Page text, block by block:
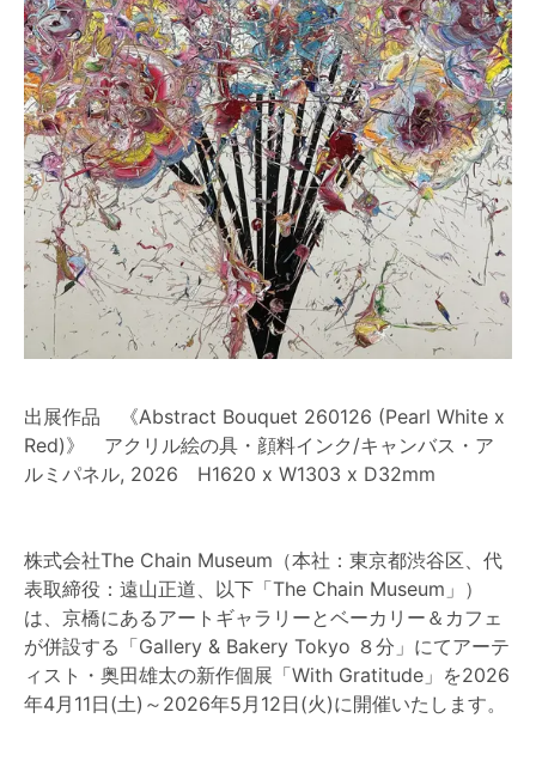
出展作品 《Abstract Bouquet 260126 (Pearl White x
Red)》 アクリル絵の具・顔料インク/キャンバス・ア
ルミパネル, 2026 H1620 x W1303 x D32mm
株式会社The Chain Museum（本社：東京都渋谷区、代
表取締役：遠山正道、以下「The Chain Museum」）
は、京橋にあるアートギャラリーとベーカリー＆カフェ
が併設する「Gallery & Bakery Tokyo ８分」にてアーテ
ィスト・奥田雄太の新作個展「With Gratitude」を2026
年4月11日(土)～2026年5月12日(火)に開催いたします。